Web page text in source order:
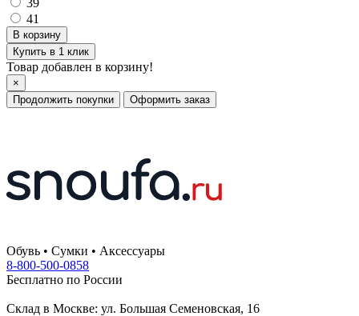
41
Купить в 1 клик
Товар добавлен в корзину!
×
Продолжить покупки
Оформить заказ
Обувь • Сумки • Аксессуары
8-800-500-0858
Бесплатно по России
Склад в Москве: ул. Большая Семеновская, 16